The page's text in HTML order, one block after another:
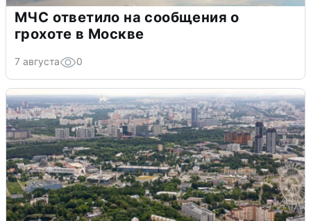
МЧС ответило на сообщения о
грохоте в Москве
7 августа 0